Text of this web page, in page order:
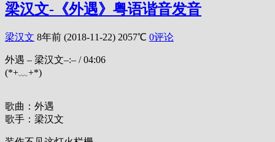
梁汉文-《外遇》粤语谐音发音
梁汉文 8年前 (2018-11-22) 2057℃ 0评论
外遇 – 梁汉文–:– /04:06
(*+﹏+*)
歌曲：外遇
歌手：梁汉文